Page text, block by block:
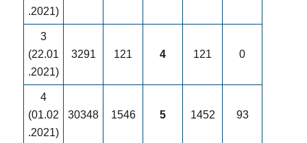
.2021)
3
(22.01
.2021)
3291 121 4 121 0
4
(01.02
.2021)
30348 1546 5 1452 93